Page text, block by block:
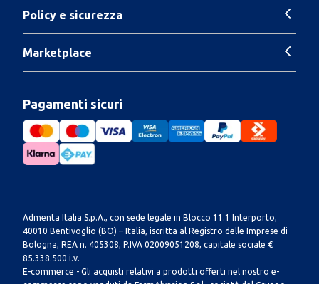
Policy e sicurezza
Marketplace
Pagamenti sicuri
Admenta Italia S.p.A., con sede legale in Blocco 11.1 Interporto,
40010 Bentivoglio (BO) – Italia, iscritta al Registro delle Imprese di
Bologna, REA n. 405308, P.IVA 02009051208, capitale sociale €
85.338.500 i.v.
E-commerce - Gli acquisti relativi a prodotti offerti nel nostro e-